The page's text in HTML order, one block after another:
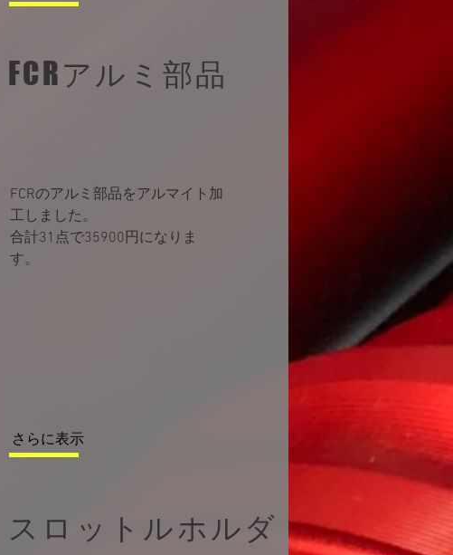
FCRアルミ部品
FCRのアルミ部品をアルマイト加
工しました。
​合計31点で35900円になりま
す。
さらに表示
​スロットルホルダ